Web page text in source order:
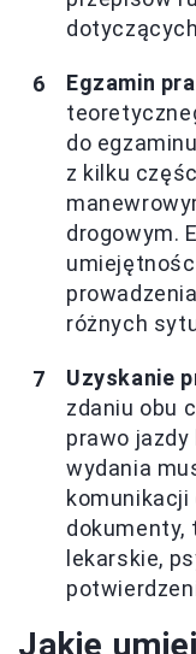
Egzamin
do
z kilku
drogowym.
różnych
Uzyskanie
zdaniu obu
prawo jazdy
wydania
komunikacji
dokumenty,
lekarskie,
Jakie